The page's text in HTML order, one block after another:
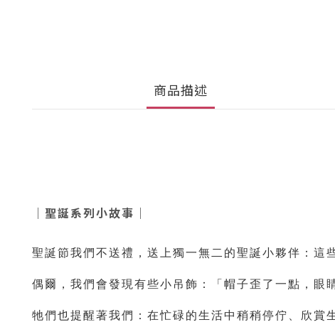
商品描述
｜聖誕系列小故事｜
聖誕節我們不送禮，送上獨一無二的聖誕小夥伴：這
偶爾，我們會發現有些小吊飾：「帽子歪了一點，眼
牠們也提醒著我們：在忙碌的生活中稍稍停佇、欣賞